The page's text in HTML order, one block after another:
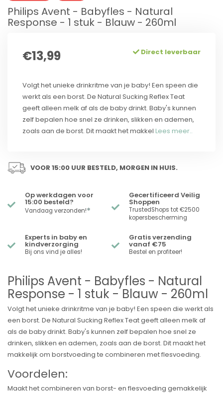
Philips Avent - Babyfles - Natural
Response - 1 stuk - Blauw - 260ml
€13,99 Direct leverbaar
Volgt het unieke drinkritme van je baby! Een speen die
werkt als een borst. De Natural Sucking Reflex Teat
geeft alleen melk af als de baby drinkt. Baby's kunnen
zelf bepalen hoe snel ze drinken, slikken en ademen,
zoals aan de borst. Dit maakt het makkel Lees meer..
VOOR 15:00 UUR BESTELD, MORGEN IN HUIS.
Op werkdagen voor
15:00 besteld?
Vandaag verzonden!*
Gecertificeerd Veilig
Shoppen
TrustedShops tot €2500
kopersbescherming
Experts in baby en
kindverzorging
Bij ons vind je alles!
Gratis verzending
vanaf €75
Bestel en profiteer!
Philips Avent - Babyfles - Natural
Response - 1 stuk - Blauw - 260ml
Volgt het unieke drinkritme van je baby! Een speen die werkt als
een borst. De Natural Sucking Reflex Teat geeft alleen melk af
als de baby drinkt. Baby's kunnen zelf bepalen hoe snel ze
drinken, slikken en ademen, zoals aan de borst. Dit maakt het
makkelijk om borstvoeding te combineren met flesvoeding.
Voordelen:
Maakt het combineren van borst- en flesvoeding gemakkelijk